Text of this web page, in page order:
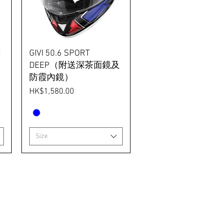
GIVI 50.6 SPORT
DEEP（附送深茶面鏡及
防霞內鏡）
價格
HK$1,580.00
Size